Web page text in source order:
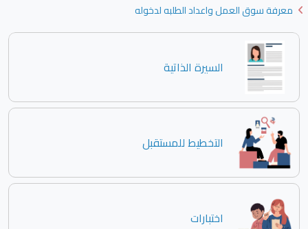
معرفة سوق العمل واعداد الطلبه لدخوله
السيرة الذاتية
التخطيط للمستقبل
اختبارات